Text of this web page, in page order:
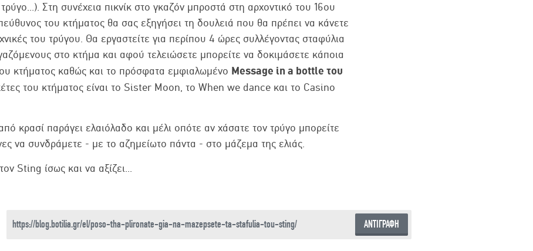
Στη συνέχεια πικνίκ στο γκαζόν μπροστά στη αρχοντικό του 16ου
του κτήματος θα σας εξηγήσει τη δουλειά που θα πρέπει να κάνετε
του τρύγου. Θα εργαστείτε για περίπου 4 ώρες συλλέγοντας σταφύλια
στο κτήμα και αφού τελειώσετε μπορείτε να δοκιμάσετε κάποια
κτήματος καθώς και το πρόσφατα εμφιαλωμένο Message in a bottle του
του κτήματος είναι το Sister Moon, το When we dance και το Casino
κρασί παράγει ελαιόλαδο και μέλι οπότε αν χάσατε τον τρύγο μπορείτε
να συνδράμετε - με το αζημείωτο πάντα - στο μάζεμα της ελιάς.
Sting ίσως και να αξίζει...
ΑΝΤΙΓΡΑΦΗ